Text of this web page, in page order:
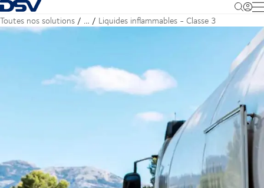
Retour à la page d'accueil
Toutes nos solutions … Liquides inflammables - Classe 3